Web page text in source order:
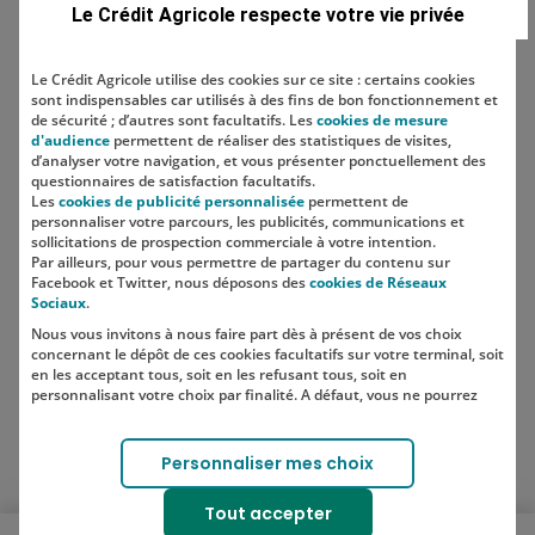
Localisation
SUIVEZ-NOUS SUR LES RÉSEAUX
SOCIAUX
Lien vers le compte Instagram
Lien vers le compte TikTok
Le Crédit Agricole respecte votre vie privée
Le Crédit Agricole utilise des cookies sur ce site : certains cookies
sont indispensables car utilisés à des fins de bon fonctionnement et
de sécurité ; d’autres sont facultatifs. Lescookies de mesure
d'audience permettent de réaliser des statistiques de visites,
d’analyser votre navigation, et vous présenter ponctuellement des
questionnaires de satisfaction facultatifs.
Lescookies de publicité personnalisée permettent de
personnaliser votre parcours, les publicités, communications et
sollicitations de prospection commerciale à votre intention.
Par ailleurs, pour vous permettre de partager du contenu sur
Facebook et Twitter, nous déposons descookies de Réseaux
Sociaux.
Nous vous invitons à nous faire part dès à présent de vos choix
concernant le dépôt de ces cookies facultatifs sur votre terminal, soit
en les acceptant tous, soit en les refusant tous, soit en
personnalisant votre choix par finalité. A défaut, vous ne pourrez
Votre choix est libre et peut être modifié à tout moment, en cliquant
sur le lien "Cookies", en bas de page.
Pour en savoir plus sur les responsables de traitement et les
finalités, cliquez sur "Personnaliser mes choix".
Personnaliser mes choix
Tout accepter